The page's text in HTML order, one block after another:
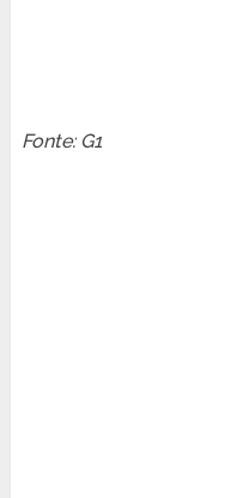
Fonte: G1